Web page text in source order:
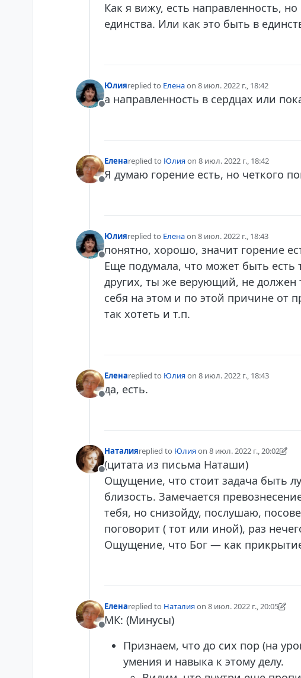
Как я вижу, есть направленность,
единства. Или как это быть в
Не в сети
Юлияreplied to Еленаon 8 июл. 2022 г., 18:42
отредактировано
а направленность в сердцах или
Не в сети
Еленаreplied to Юлияon 8 июл. 2022 г., 18:42
отредактировано
Я думаю горение есть, но четкого
Не в сети
Юлияreplied to Еленаon 8 июл. 2022 г., 18:43
отредактировано
понятно, хорошо, значит горение
Еще подумала, что может быть есть
других, ты же верующий, не должен
себя на этом и по этой причине от
так хотеть и т.п.
Не в сети
Еленаreplied to Юлияon 8 июл. 2022 г., 18:43
отредактировано
да, есть.
Не в сети
Наталияreplied to Юлияon 8 июл. 2022 г., 20:02
отредактировано elderevo7 авг. 2022 г., 23:19
(цитата из письма Наташи)
Ощущение, что стоит задача быть
близость. Замечается
тебя, но снизойду, послушаю,
поговорит ( тот или иной), раз
Ощущение, что Бог — как
Не в сети
Еленаreplied to Наталияon 8 июл. 2022 г., 20:05
отредактировано elderevo7 авг. 2022 г., 23:06
МК: (Минусы)
Признаем, что до сих пор (на
умения и навыка к этому делу.